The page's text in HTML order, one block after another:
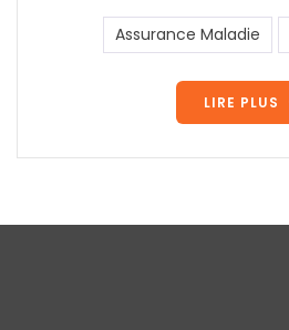
Assurance Maladie
LIRE PLUS